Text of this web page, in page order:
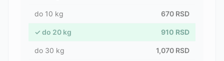
do 10 kg 670 RSD
✓ do 20 kg 910 RSD
do 30 kg 1,070 RSD